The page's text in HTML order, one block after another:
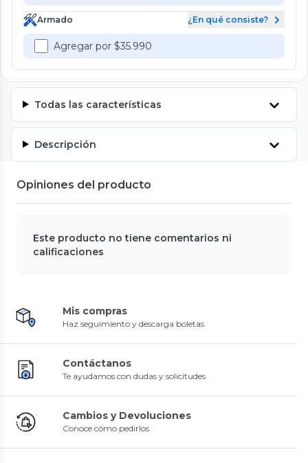
Armado ¿En qué consiste?
Agregar por $35.990
Todas las características
Descripción
Opiniones del producto
Este producto no tiene comentarios ni
calificaciones
Mis compras
Haz seguimiento y descarga boletas
Contáctanos
Te ayudamos con dudas y solicitudes
Cambios y Devoluciones
Conoce cómo pedirlos